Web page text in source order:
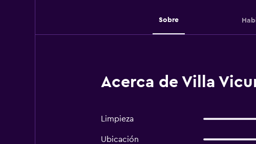
Sobre
Acerca de Villa
Limpieza
Ubicación